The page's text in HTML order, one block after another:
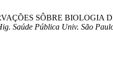
SÔBRE BIOLOGIA
Saúde Pública Univ. São